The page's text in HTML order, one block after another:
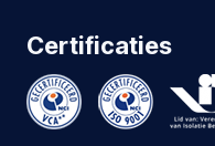
Certificaties